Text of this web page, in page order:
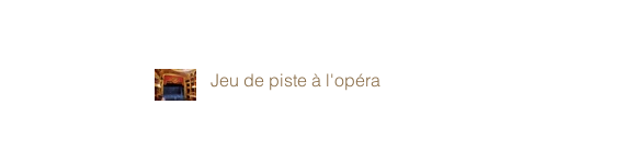
Jeu de piste à l'opéra